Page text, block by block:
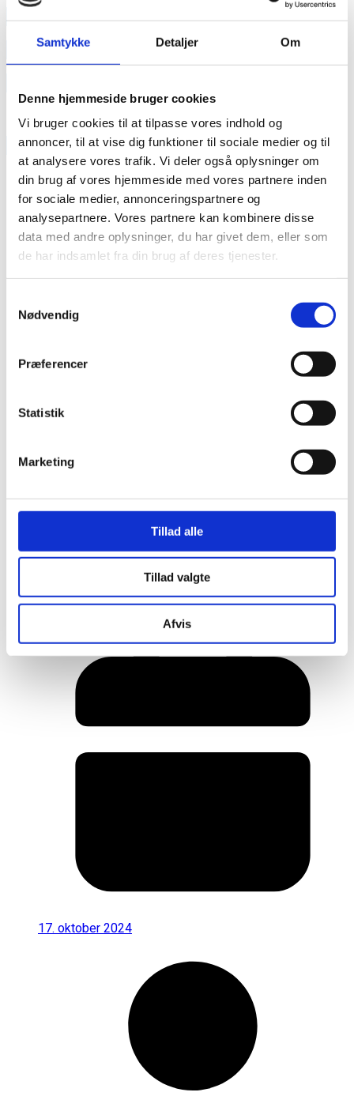
Samtykke Detaljer Om
Denne hjemmeside bruger cookies
Vi bruger cookies til at tilpasse vores indhold og
annoncer, til at vise dig funktioner til sociale medier og til
at analysere vores trafik. Vi deler også oplysninger om
din brug af vores hjemmeside med vores partnere inden
for sociale medier, annonceringspartnere og
analysepartnere. Vores partnere kan kombinere disse
data med andre oplysninger, du har givet dem, eller som
de har indsamlet fra din brug af deres tjenester.
Nødvendig
Præferencer
Statistik
Marketing
Tillad alle
Tillad valgte
Afvis
annonce
annonce
RAINBOW BUSINESS DENMARK
Her er alle vinderne fra årets Danish
Rainbow Awards
17. oktober 2024